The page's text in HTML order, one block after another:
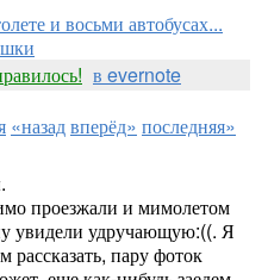
и восьми автобусах...
в evernote
«назадвперёд» последняя»
проезжали и мимолетом
увидели удручающую:((. Я
рассказать, пару фоток